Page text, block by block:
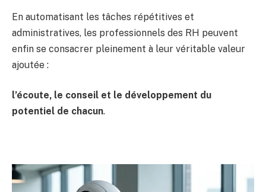
En automatisant les tâches répétitives et
administratives, les professionnels des RH peuvent
enfin se consacrer pleinement à leur véritable valeur
ajoutée :
l’écoute, le conseil et le développement du
potentiel de chacun.